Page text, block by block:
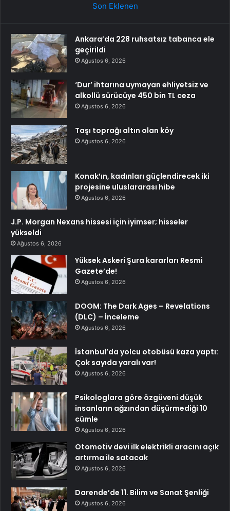
Son Eklenen
Ankara’da 228 ruhsatsız tabanca ele
geçirildi
Ağustos 6, 2026
‘Dur’ ihtarına uymayan ehliyetsiz ve
alkollü sürücüye 450 bin TL ceza
Ağustos 6, 2026
Taşı toprağı altın olan köy
Ağustos 6, 2026
Konak’ın, kadınları güçlendirecek iki
projesine uluslararası hibe
Ağustos 6, 2026
J.P. Morgan Nexans hissesi için iyimser; hisseler
yükseldi
Ağustos 6, 2026
Yüksek Askeri Şura kararları Resmi
Gazete’de!
Ağustos 6, 2026
DOOM: The Dark Ages – Revelations
(DLC) – İnceleme
Ağustos 6, 2026
İstanbul’da yolcu otobüsü kaza yaptı:
Çok sayıda yaralı var!
Ağustos 6, 2026
Psikologlara göre özgüveni düşük
insanların ağzından düşürmediği 10
cümle
Ağustos 6, 2026
Otomotiv devi ilk elektrikli aracını açık
artırma ile satacak
Ağustos 6, 2026
Darende’de 11. Bilim ve Sanat Şenliği
Ağustos 6, 2026